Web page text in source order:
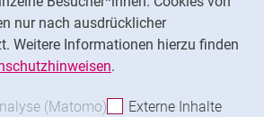
nur nach ausdrücklicher
Weitere Informationen hierzu finden
.
Cookies akzeptieren
(Matomo) Analyse-Cookies
Externe Inhalte
Kassel auf
Fenster)
Kassel auf
Fenster)